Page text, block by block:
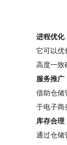
进程优化
它可以优
高度一致
服务推广
借助仓储
于电子商
库存合理
通过仓储